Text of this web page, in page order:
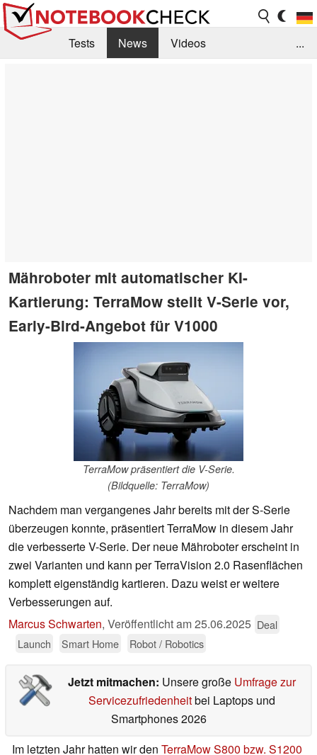
Tests News
Videos
...
Mähroboter mit automatischer KI-
Kartierung: TerraMow stellt V-Serie vor,
Early-Bird-Angebot für V1000
TerraMow präsentiert die V-Serie.
(Bildquelle: TerraMow)
Nachdem man vergangenes Jahr bereits mit der S-Serie
überzeugen konnte, präsentiert TerraMow in diesem Jahr
die verbesserte V-Serie. Der neue Mähroboter erscheint in
zwei Varianten und kann per TerraVision 2.0 Rasenflächen
komplett eigenständig kartieren. Dazu weist er weitere
Verbesserungen auf.
Marcus Schwarten, Veröffentlicht am25.06.2025 Deal
Launch
Smart Home Robot / Robotics
Jetzt mitmachen: Unsere große Umfrage zur
Servicezufriedenheitbei Laptops und
Smartphones 2026
Im letzten Jahr hatten wir den TerraMow S800 bzw. S1200